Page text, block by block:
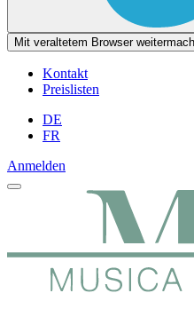
Mit veraltetem Browser
Kontakt
Preislisten
DE
FR
Anmelden